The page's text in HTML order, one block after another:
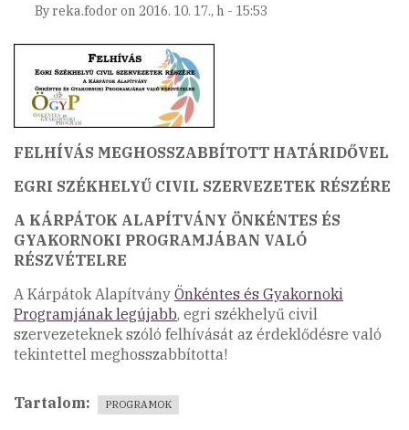
Programban
részvételre)
By reka.fodor on 2016. 10. 17., h - 15:53
FELHÍVÁS MEGHOSSZABBÍTOTT HATÁRIDŐVEL
EGRI SZÉKHELYŰ CIVIL SZERVEZETEK RÉSZÉRE
A KÁRPÁTOK ALAPÍTVÁNY ÖNKÉNTES ÉS
GYAKORNOKI PROGRAMJÁBAN VALÓ
RÉSZVÉTELRE
A Kárpátok Alapítvány Önkéntes és Gyakornoki
Programjának legújabb, egri székhelyű civil
szervezeteknek szóló felhívását az érdeklődésre való
tekintettel meghosszabbította!
Tartalom PROGRAMOK